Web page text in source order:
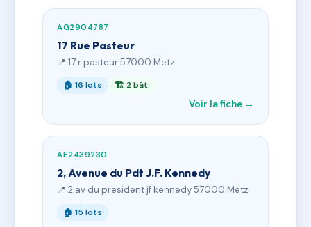
AG2904787
17 Rue Pasteur
📍 17 r pasteur 57000 Metz
🏠 16 lots 🏗 2 bât.
Voir la fiche →
AE2439230
2, Avenue du Pdt J.F. Kennedy
📍 2 av du president jf kennedy 57000 Metz
🏠 15 lots